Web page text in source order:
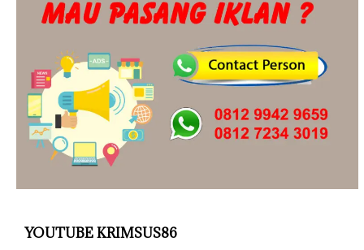
YOUTUBE KRIMSUS86